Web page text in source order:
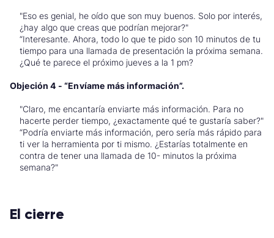
"Eso es genial, he oído que son muy buenos. Solo por interés,
¿hay algo que creas que podrían mejorar?"
“Interesante. Ahora, todo lo que te pido son 10 minutos de tu
tiempo para una llamada de presentación la próxima semana.
¿Qué te parece el próximo jueves a la 1 pm?
Objeción 4 - “Envíame más información”.
"Claro, me encantaría enviarte más información. Para no
hacerte perder tiempo, ¿exactamente qué te gustaría saber?"
“Podría enviarte más información, pero sería más rápido para
ti ver la herramienta por ti mismo. ¿Estarías totalmente en
contra de tener una llamada de 10- minutos la próxima
semana?"
El cierre